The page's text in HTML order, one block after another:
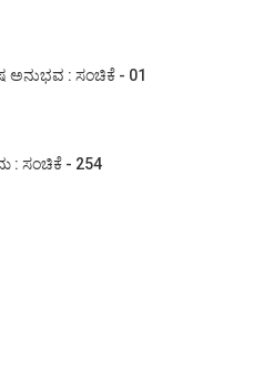
: ಸಂಚಿಕೆ - 01
: ಸಂಚಿಕೆ - 254